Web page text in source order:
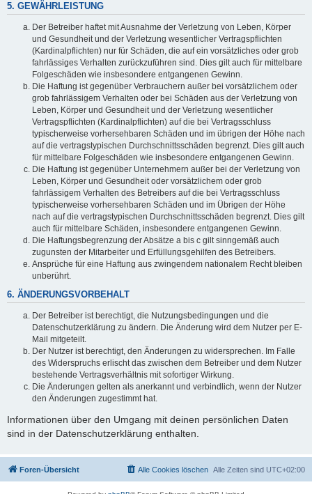
5. GEWÄHRLEISTUNG
Der Betreiber haftet mit Ausnahme der Verletzung von Leben, Körper
und Gesundheit und der Verletzung wesentlicher Vertragspflichten
(Kardinalpflichten) nur für Schäden, die auf ein vorsätzliches oder grob
fahrlässiges Verhalten zurückzuführen sind. Dies gilt auch für mittelbare
Folgeschäden wie insbesondere entgangenen Gewinn.
Die Haftung ist gegenüber Verbrauchern außer bei vorsätzlichem oder
grob fahrlässigem Verhalten oder bei Schäden aus der Verletzung von
Leben, Körper und Gesundheit und der Verletzung wesentlicher
Vertragspflichten (Kardinalpflichten) auf die bei Vertragsschluss
typischerweise vorhersehbaren Schäden und im übrigen der Höhe nach
auf die vertragstypischen Durchschnittsschäden begrenzt. Dies gilt auch
für mittelbare Folgeschäden wie insbesondere entgangenen Gewinn.
Die Haftung ist gegenüber Unternehmern außer bei der Verletzung von
Leben, Körper und Gesundheit oder vorsätzlichem oder grob
fahrlässigem Verhalten des Betreibers auf die bei Vertragsschluss
typischerweise vorhersehbaren Schäden und im Übrigen der Höhe
nach auf die vertragstypischen Durchschnittsschäden begrenzt. Dies gilt
auch für mittelbare Schäden, insbesondere entgangenen Gewinn.
Die Haftungsbegrenzung der Absätze a bis c gilt sinngemäß auch
zugunsten der Mitarbeiter und Erfüllungsgehilfen des Betreibers.
Ansprüche für eine Haftung aus zwingendem nationalem Recht bleiben
unberührt.
6. ÄNDERUNGSVORBEHALT
Der Betreiber ist berechtigt, die Nutzungsbedingungen und die
Datenschutzerklärung zu ändern. Die Änderung wird dem Nutzer per E-
Mail mitgeteilt.
Der Nutzer ist berechtigt, den Änderungen zu widersprechen. Im Falle
des Widerspruchs erlischt das zwischen dem Betreiber und dem Nutzer
bestehende Vertragsverhältnis mit sofortiger Wirkung.
Die Änderungen gelten als anerkannt und verbindlich, wenn der Nutzer
den Änderungen zugestimmt hat.
Informationen über den Umgang mit deinen persönlichen Daten
sind in der Datenschutzerklärung enthalten.
Foren-Übersicht Alle Zeiten sind UTC+02:00
Alle Cookies löschen